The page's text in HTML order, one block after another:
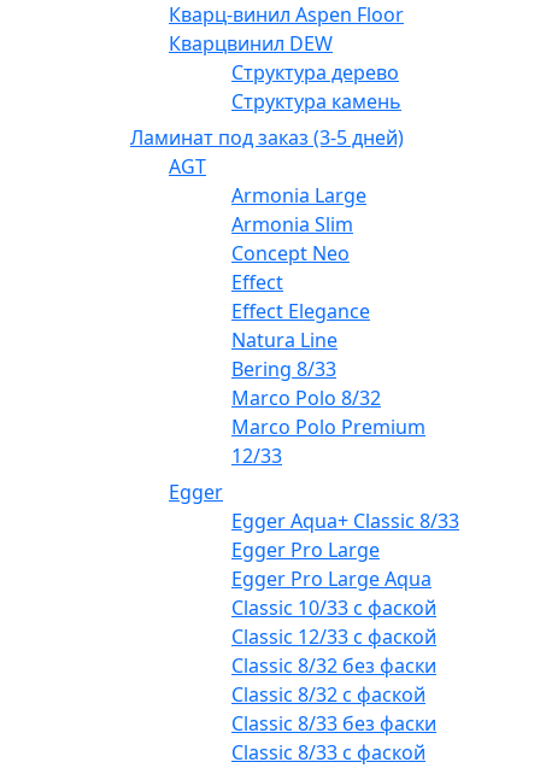
Кварц-винил Aspen Floor
Кварцвинил DEW
Структура дерево
Структура камень
Ламинат под заказ (3-5 дней)
AGT
Armonia Large
Armonia Slim
Concept Neo
Effect
Effect Elegance
Natura Line
Bering 8/33
Marco Polo 8/32
Marco Polo Premium
12/33
Egger
Egger Aqua+ Classic 8/33
Egger Pro Large
Egger Pro Large Aqua
Classic 10/33 с фаской
Classic 12/33 с фаской
Classic 8/32 без фаски
Classic 8/32 с фаской
Classic 8/33 без фаски
Classic 8/33 с фаской